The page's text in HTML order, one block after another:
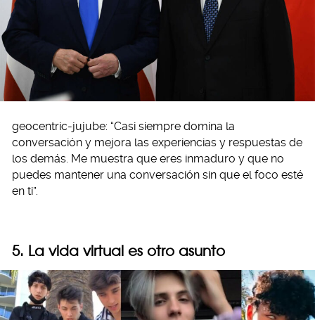
geocentric-jujube: “Casi siempre domina la
conversación y mejora las experiencias y respuestas de
los demás. Me muestra que eres inmaduro y que no
puedes mantener una conversación sin que el foco esté
en ti”.
5. La vida virtual es otro asunto